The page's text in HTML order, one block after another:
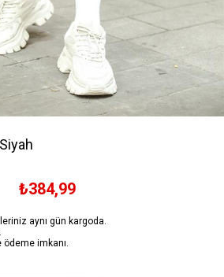
₺384,99
aynı gün kargoda.
ödeme imkanı.